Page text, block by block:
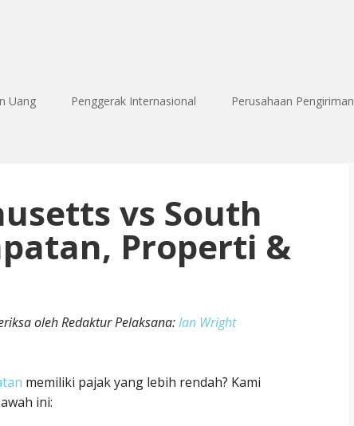
Uang Penggerak Internasional Perusahaan Pengiriman
vs South
Properti &
oleh Redaktur Pelaksana:Ian Wright
memiliki pajak yang lebih rendah? Kami
ini: